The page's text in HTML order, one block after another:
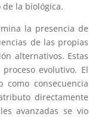
la biológica.
la presencia de
de las propias
alternativos. Estas
evolutivo. El
consecuencia
directamente
avanzadas se vio